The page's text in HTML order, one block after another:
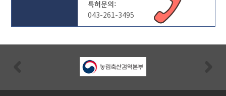
특허문의:
043-261-3495